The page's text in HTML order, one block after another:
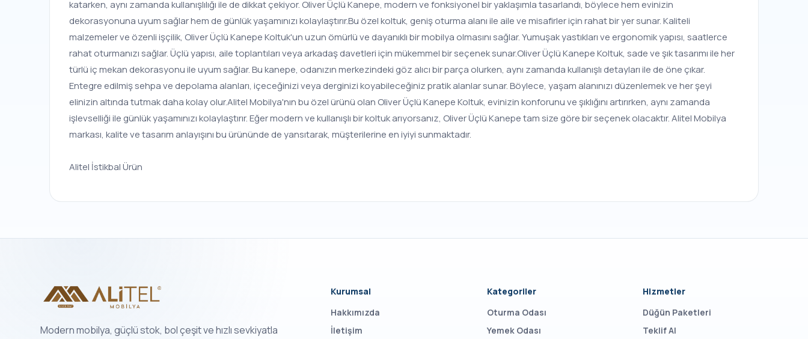
katarken, aynı zamanda kullanışlılığı ile de dikkat çekiyor. Oliver Üçlü Kanepe, modern ve fonksiyonel bir yaklaşımla tasarlandı, böylece hem evinizin
dekorasyonuna uyum sağlar hem de günlük yaşamınızı kolaylaştırır.Bu özel koltuk, geniş oturma alanı ile aile ve misafirler için rahat bir yer sunar. Kaliteli
malzemeler ve özenli işçilik, Oliver Üçlü Kanepe Koltuk'un uzun ömürlü ve dayanıklı bir mobilya olmasını sağlar. Yumuşak yastıkları ve ergonomik yapısı, saatlerce
rahat oturmanızı sağlar. Üçlü yapısı, aile toplantıları veya arkadaş davetleri için mükemmel bir seçenek sunar.Oliver Üçlü Kanepe Koltuk, sade ve şık tasarımı ile her
türlü iç mekan dekorasyonu ile uyum sağlar. Bu kanepe, odanızın merkezindeki göz alıcı bir parça olurken, aynı zamanda kullanışlı detayları ile de öne çıkar.
Entegre edilmiş sehpa ve depolama alanları, içeceğinizi veya derginizi koyabileceğiniz pratik alanlar sunar. Böylece, yaşam alanınızı düzenlemek ve her şeyi
elinizin altında tutmak daha kolay olur.Alitel Mobilya'nın bu özel ürünü olan Oliver Üçlü Kanepe Koltuk, evinizin konforunu ve şıklığını artırırken, aynı zamanda
işlevselliği ile günlük yaşamınızı kolaylaştırır. Eğer modern ve kullanışlı bir koltuk arıyorsanız, Oliver Üçlü Kanepe tam size göre bir seçenek olacaktır. Alitel Mobilya
markası, kalite ve tasarım anlayışını bu ürününde de yansıtarak, müşterilerine en iyiyi sunmaktadır.
Alitel İstikbal Ürün
Modern mobilya, güçlü stok, bol çeşit ve hızlı sevkiyatla
Kurumsal
Hakkımızda
İletişim
Kategoriler
Oturma Odası
Yemek Odası
Hizmetler
Düğün Paketleri
Teklif Al